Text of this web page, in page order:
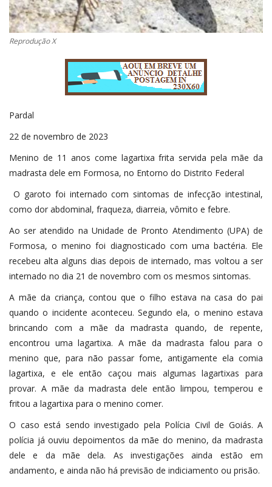
Reprodução X
Pardal
22 de novembro de 2023
Menino de 11 anos come lagartixa frita servida pela mãe da
madrasta dele em Formosa, no Entorno do Distrito Federal
O garoto foi internado com sintomas de infecção intestinal,
como dor abdominal, fraqueza, diarreia, vômito e febre.
Ao ser atendido na Unidade de Pronto Atendimento (UPA) de
Formosa, o menino foi diagnosticado com uma bactéria. Ele
recebeu alta alguns dias depois de internado, mas voltou a ser
internado no dia 21 de novembro com os mesmos sintomas.
A mãe da criança, contou que o filho estava na casa do pai
quando o incidente aconteceu. Segundo ela, o menino estava
brincando com a mãe da madrasta quando, de repente,
encontrou uma lagartixa. A mãe da madrasta falou para o
menino que, para não passar fome, antigamente ela comia
lagartixa, e ele então caçou mais algumas lagartixas para
provar. A mãe da madrasta dele então limpou, temperou e
fritou a lagartixa para o menino comer.
O caso está sendo investigado pela Polícia Civil de Goiás. A
polícia já ouviu depoimentos da mãe do menino, da madrasta
dele e da mãe dela. As investigações ainda estão em
andamento, e ainda não há previsão de indiciamento ou prisão.